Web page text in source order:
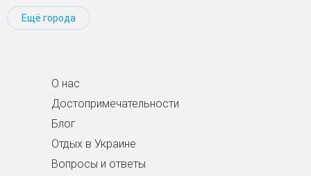
Ещё города
О нас
Достопримечательности
Блог
Отдых в Украине
Вопросы и ответы